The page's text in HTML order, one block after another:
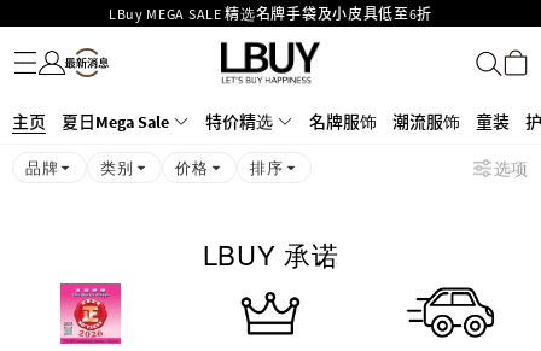
LBuy MEGA SALE 精选名牌手袋及小皮具低至6折
Goyard Hobo / Hobo Mini人气限量特别版限时原价低至75折!
LBuy呈献 - Hermès 及 Chanel 手袋及首饰低至6折，立即入手!
426号铺！
MOKO 1楼175号铺旗舰店特设名牌Hermès、CHANEL及LV专区！
购物满HKD500即享免运费！
名牌服饰
潮流服饰
童装
护肤美妆
香水香薰
个人护理
母婴护理
游戏及精品玩具
文仪用品
家居生活
电子产品
美食
医药保健
运动与户外用品
主页 夏日Mega Sale 特价精选 名牌服饰 潮流服饰 童装
品牌 类别 价格 排序 选项
LBUY 承诺